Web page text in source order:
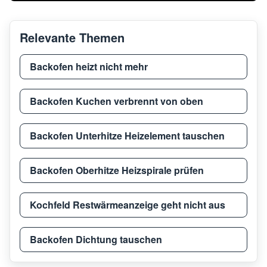
AEG ES 490-D
AEG E41002-EW
AEG E5741-4-M
AEG B47410-5-M R08
AEG 47995VD-WN
Relevante Themen
Backofen heizt nicht mehr
Backofen Kuchen verbrennt von oben
Backofen Unterhitze Heizelement tauschen
Backofen Oberhitze Heizspirale prüfen
Kochfeld Restwärmeanzeige geht nicht aus
Backofen Dichtung tauschen